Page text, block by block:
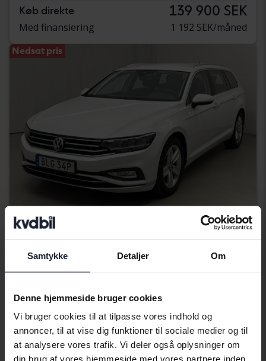
Samtykke Detaljer Om
Denne hjemmeside bruger cookies
Vi bruger cookies til at tilpasse vores indhold og
annoncer, til at vise dig funktioner til sociale medier og til
at analysere vores trafik. Vi deler også oplysninger om
din brug af vores hjemmeside med vores partnere inden
Køb direkte 139 900 SEK
Med finansiering 1 192 SEK/måned
Nedsat pris
Certificeret
2.0 TDI Sportscombi 4MOTION
Åkersberga (Runö)
Køb direkte 232 900 SEK
234 900 SEK
Med finansiering
1 984 SEK/måned